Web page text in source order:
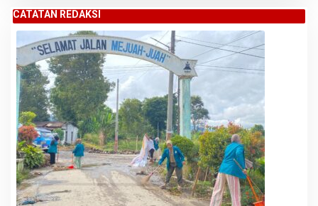
CATATAN REDAKSI